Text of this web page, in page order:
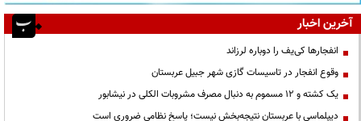
آخرین اخبار
انفجارها کی‌یف را دوباره لرزاند
وقوع انفجار در تاسیسات گازی شهر جبیل عربستان
یک کشته و ۱۲ مسموم به دنبال مصرف مشروبات الکلی در نیشابور
دیپلماسی با عربستان نتیجه‌بخش نیست؛ پاسخ نظامی ضروری است